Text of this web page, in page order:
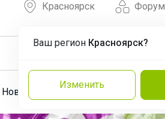
Форум
Красноярск
Ваш регион Красноярск?
Изменить
Новости Команда